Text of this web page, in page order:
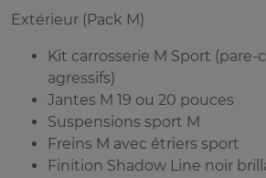
Extérieur (Pack M)
Kit carrosserie M Sport (pare-
agressifs)
Jantes M 19 ou 20 pouces
Suspensions sport M
Freins M avec étriers sport
Finition Shadow Line noir